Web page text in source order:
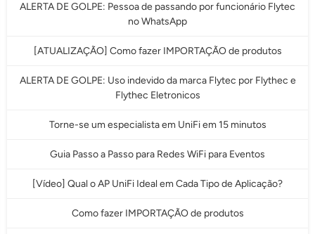
ALERTA DE GOLPE: Pessoa de passando por funcionário Flytec
no WhatsApp
[ATUALIZAÇÃO] Como fazer IMPORTAÇÃO de produtos
ALERTA DE GOLPE: Uso indevido da marca Flytec por Flythec e
Flythec Eletronicos
Torne-se um especialista em UniFi em 15 minutos
Guia Passo a Passo para Redes WiFi para Eventos
[Vídeo] Qual o AP UniFi Ideal em Cada Tipo de Aplicação?
Como fazer IMPORTAÇÃO de produtos